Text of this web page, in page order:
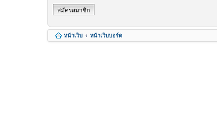
สมัครสมาชิก
หน้าเว็บ หน้าเว็บบอร์ด